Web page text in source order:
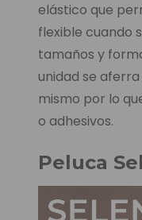
elástico que
flexible cuando
tamaños y
unidad se
mismo por lo
o adhesivos.
Peluca